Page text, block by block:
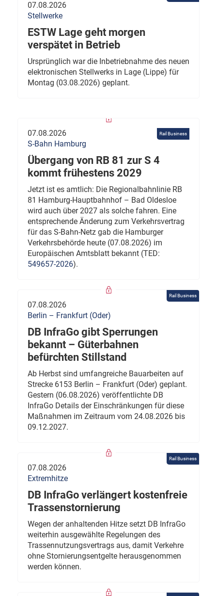
07.08.2026
Stellwerke
ESTW Lage geht morgen
verspätet in Betrieb
Ursprünglich war die Inbetriebnahme des neuen
elektronischen Stellwerks in Lage (Lippe) für
Montag (03.08.2026) geplant.
Rail Business
07.08.2026
S-Bahn Hamburg
Übergang von RB 81 zur S 4
kommt frühestens 2029
Jetzt ist es amtlich: Die Regionalbahnlinie RB
81 Hamburg-Hauptbahnhof – Bad Oldesloe
wird auch über 2027 als solche fahren. Eine
entsprechende Änderung zum Verkehrsvertrag
für das S-Bahn-Netz gab die Hamburger
Verkehrsbehörde heute (07.08.2026) im
Europäischen Amtsblatt bekannt (TED:
549657-2026).
Rail Business
07.08.2026
Berlin – Frankfurt (Oder)
DB InfraGo gibt Sperrungen
bekannt – Güterbahnen
befürchten Stillstand
Ab Herbst sind umfangreiche Bauarbeiten auf
Strecke 6153 Berlin – Frankfurt (Oder) geplant.
Gestern (06.08.2026) veröffentlichte DB
InfraGo Details der Einschränkungen für diese
Maßnahmen im Zeitraum vom 24.08.2026 bis
09.12.2027.
Rail Business
07.08.2026
Extremhitze
DB InfraGo verlängert kostenfreie
Trassenstornierung
Wegen der anhaltenden Hitze setzt DB InfraGo
weiterhin ausgewählte Regelungen des
Trassennutzungsvertrags aus, damit Verkehre
ohne Stornierungsentgelte herausgenommen
werden können.